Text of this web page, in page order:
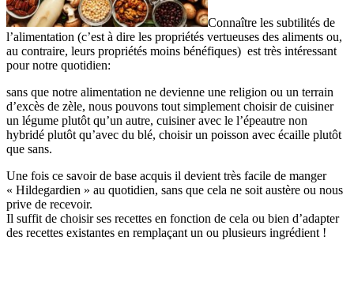
Connaître les subtilités de
l’alimentation (c’est à dire les propriétés vertueuses des aliments ou,
au contraire, leurs propriétés moins bénéfiques) est très intéressant
pour notre quotidien:
sans que notre alimentation ne devienne une religion ou un terrain
d’excès de zèle, nous pouvons tout simplement choisir de cuisiner
un légume plutôt qu’un autre, cuisiner avec le l’épeautre non
hybridé plutôt qu’avec du blé, choisir un poisson avec écaille plutôt
que sans.
Une fois ce savoir de base acquis il devient très facile de manger
« Hildegardien » au quotidien, sans que cela ne soit austère ou nous
prive de recevoir.
Il suffit de choisir ses recettes en fonction de cela ou bien d’adapter
des recettes existantes en remplaçant un ou plusieurs ingrédient !